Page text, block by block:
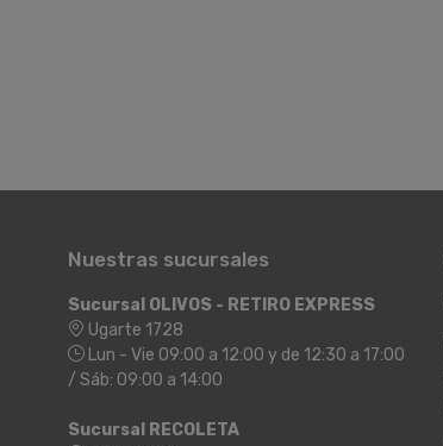
Nuestras sucursales
Sucursal OLIVOS - RETIRO EXPRESS
Ugarte 1728
Lun - Vie 09:00 a 12:00 y de 12:30 a 17:00
/ Sáb: 09:00 a 14:00
Sucursal RECOLETA